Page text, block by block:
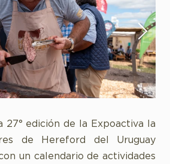
27° edición de la Expoactiva la
de Hereford del Uruguay
un calendario de actividades